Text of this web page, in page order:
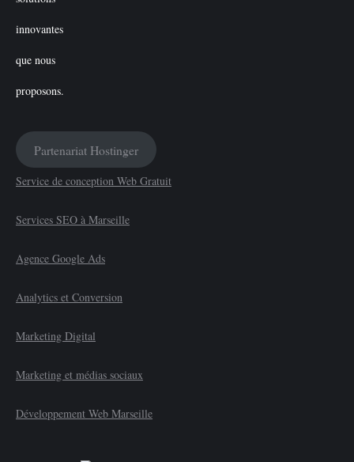
Partenariat Hostinger
Service de conception Web Gratuit
Services SEO à Marseille
Agence Google Ads
Analytics et Conversion
Marketing Digital
Marketing et médias sociaux
Développement Web Marseille